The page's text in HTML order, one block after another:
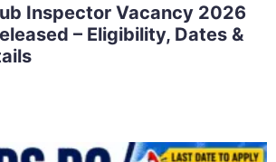
Inspector Vacancy 2026
– Eligibility, Dates &